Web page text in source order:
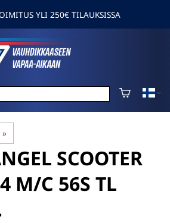
YLI 250€ TILAUKSISSA
‪»
SCOOTER
M/C 56S TL